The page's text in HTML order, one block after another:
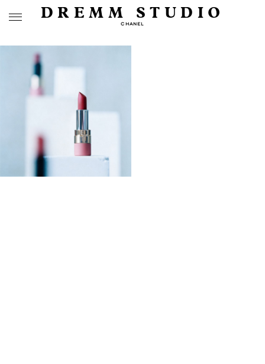
DREMM STUDIO
CHANEL